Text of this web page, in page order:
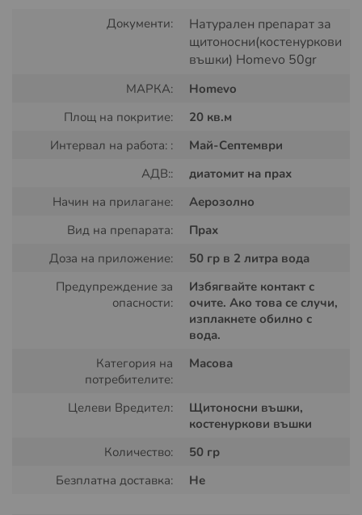
За да приготвите работен разтвор, разтворете 50
грама от HOMEVO в 2 литра вода. С този разтвор
трябва да напръскате внимателно растенията, особено
обръщайки внимание на долните страни на листата,
изсъхване на водата на листата остава тънък слой
прах, който продължава да предпазва растенията от
Механизъм на Действие:
Прахът действа чрез нарушаване на хитиновата
дехидратация и смърт в рамките на 72 часа.
Продуктът е ефективен срещу всички етапи на
развитие на щитоносните въшки – от яйцата до
възрастните индивиди. Интересен аспект на този
препарат е, че въшките не развиват резистентност към
Разходна Норма и Препоръки за
Третиране:
Препоръчителната доза е 50 грама на 2 литра вода за
обработка на площ от 20 квадратни метра. За да се
гарантира непрекъсната защита, особено през
поне три третирания на интервали от 7 дни.
Документи:
Натурален препарат за
щитоносни(костенуркови
въшки) Homevo 50gr
МАРКА:
Homevo
Площ на покритие:
20 кв.м
Интервал на работа: :
Май-Септември
АДВ::
диатомит на прах
Начин на прилагане:
Аерозолно
Вид на препарата:
Прах
Доза на приложение:
50 гр в 2 литра вода
Предупреждение за
опасности:
Избягвайте контакт с
очите. Ако това се случи,
изплакнете обилно с
вода.
Категория на
потребителите:
Масова
Целеви Вредител:
Щитоносни въшки,
костенуркови въшки
Количество:
50 гр
Безплатна доставка:
Не